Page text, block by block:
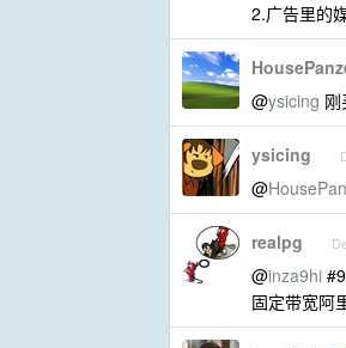
2.广告里的
@ysicing
ysicing
@
realpg
@inza9hi #9
固定带宽阿